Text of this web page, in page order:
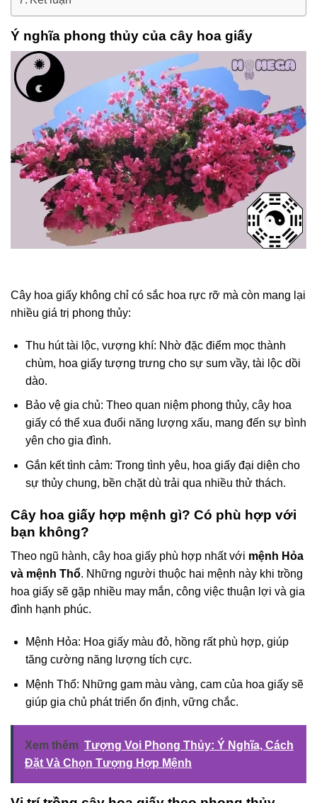
Ý nghĩa phong thủy của cây hoa giấy
Cây hoa giấy không chỉ có sắc hoa rực rỡ mà còn mang lại
nhiều giá trị phong thủy:
Thu hút tài lộc, vượng khí: Nhờ đặc điểm mọc thành
chùm, hoa giấy tượng trưng cho sự sum vầy, tài lộc dồi
dào.
Bảo vệ gia chủ: Theo quan niệm phong thủy, cây hoa
giấy có thể xua đuổi năng lượng xấu, mang đến sự bình
yên cho gia đình.
Gắn kết tình cảm: Trong tình yêu, hoa giấy đại diện cho
sự thủy chung, bền chặt dù trải qua nhiều thử thách.
Cây hoa giấy hợp mệnh gì? Có phù hợp với
bạn không?
Theo ngũ hành, cây hoa giấy phù hợp nhất với mệnh Hỏa
và mệnh Thổ. Những người thuộc hai mệnh này khi trồng
hoa giấy sẽ gặp nhiều may mắn, công việc thuận lợi và gia
đình hạnh phúc.
Mệnh Hỏa: Hoa giấy màu đỏ, hồng rất phù hợp, giúp
tăng cường năng lượng tích cực.
Mệnh Thổ: Những gam màu vàng, cam của hoa giấy sẽ
giúp gia chủ phát triển ổn định, vững chắc.
Xem thêm Tượng Voi Phong Thủy: Ý Nghĩa, Cách
Đặt Và Chọn Tượng Hợp Mệnh